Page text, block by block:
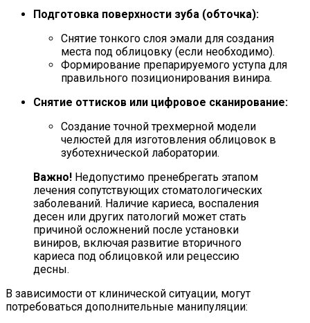
Подготовка поверхности зуба (обточка):
Снятие тонкого слоя эмали для создания
места под облицовку (если необходимо).
Формирование препарируемого уступа для
правильного позиционирования винира.
Снятие оттисков или цифровое сканирование:
Создание точной трехмерной модели
челюстей для изготовления облицовок в
зуботехнической лаборатории.
Важно! Недопустимо пренебрегать этапом
лечения сопутствующих стоматологических
заболеваний. Наличие кариеса, воспаления
десен или других патологий может стать
причиной осложнений после установки
виниров, включая развитие вторичного
кариеса под облицовкой или рецессию
десны.
В зависимости от клинической ситуации, могут
потребоваться дополнительные манипуляции: